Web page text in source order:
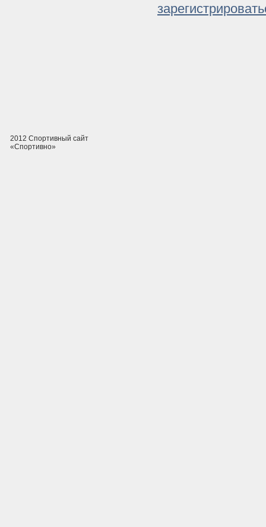
2012 Спортивный сайт
«Спортивно»